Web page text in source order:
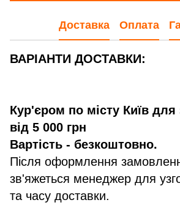
Доставка Оплата
ВАРІАНТИ ДОСТАВКИ:
Кур'єром по місту Київ
від 5 000 грн
Вартість - безкоштовно.
Після оформлення
зв'яжеться менеджер для
та часу доставки.